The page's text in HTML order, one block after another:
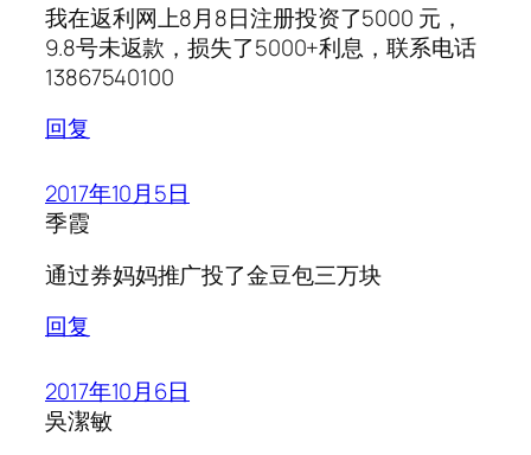
我在返利网上8月8日注册投资了5000 元，
9.8号未返款，损失了5000+利息，联系电话
13867540100
回复
2017年10月5日
季霞
通过券妈妈推广投了金豆包三万块
回复
2017年10月6日
吳潔敏